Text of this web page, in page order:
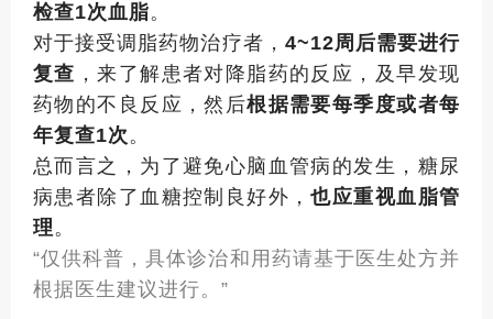
检查1次血脂。
对于接受调脂药物治疗者， 4~12周后需要进行
复查 ，来了解患者对降脂药的反应，及早发现
药物的不良反应，然后根据需要每季度或者每
年复查1次。
总而言之，为了避免心脑血管病的发生，糖尿
病患者除了血糖控制良好外，也应重视血脂管
理。
“仅供科普，具体诊治和用药请基于医生处方并
根据医生建议进行。”